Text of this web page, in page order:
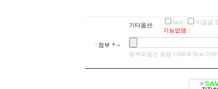
기타옵션: html
비밀글
기능없앰 )
· 첨부 +-
첨부파일은 용량 1,000 K Byte 이